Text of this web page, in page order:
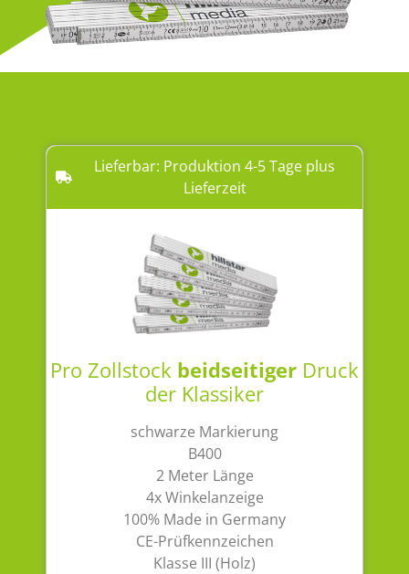
Lieferbar: Produktion 4-5 Tage plus
Lieferzeit
Pro Zollstock beidseitiger Druck
der Klassiker
schwarze Markierung
B400
2 Meter Länge
4x Winkelanzeige
100% Made in Germany
CE-Prüfkennzeichen
Klasse III (Holz)